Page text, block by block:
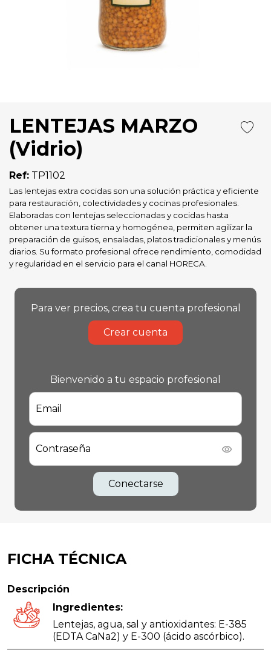
LENTEJAS MARZO
(Vidrio)
Ref: TP1102
Las lentejas extra cocidas son una solución práctica y eficiente
para restauración, colectividades y cocinas profesionales.
Elaboradas con lentejas seleccionadas y cocidas hasta
obtener una textura tierna y homogénea, permiten agilizar la
preparación de guisos, ensaladas, platos tradicionales y menús
diarios. Su formato profesional ofrece rendimiento, comodidad
y regularidad en el servicio para el canal HORECA.
Para ver precios, crea tu cuenta profesional
Crear cuenta
Bienvenido a tu espacio profesional
Email
Contraseña
Conectarse
FICHA TÉCNICA
Descripción
Ingredientes:
Lentejas, agua, sal y antioxidantes: E-385
(EDTA CaNa2) y E-300 (ácido ascórbico).